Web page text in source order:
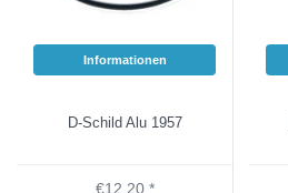
Informationen
D-Schild Alu 1957
€12,20 *